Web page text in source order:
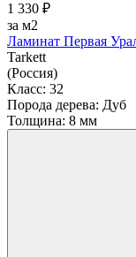
1 330 ₽
за м2
Ламинат Первая
Tarkett
(Россия)
Класс: 32
Порода дерева: Дуб
Толщина: 8 мм